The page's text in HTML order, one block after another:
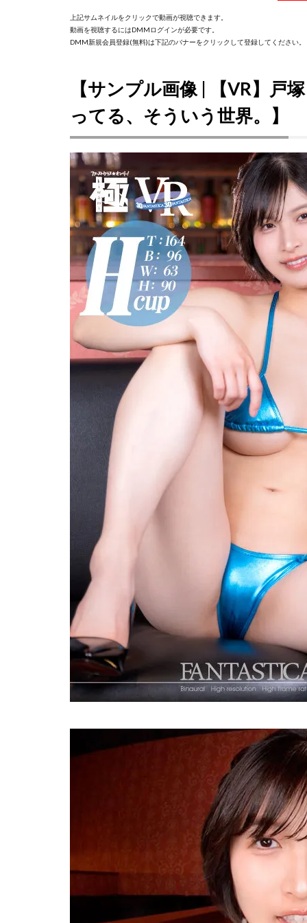
上記サムネイルをクリックで動画が視聴できます。
動画を視聴するにはDMMログインが必要です。
DMM新規会員登録(無料)は下記のバナーをクリックして登録してください。
【サンプル画像 | 【VR】戸
ってる、そういう世界。】